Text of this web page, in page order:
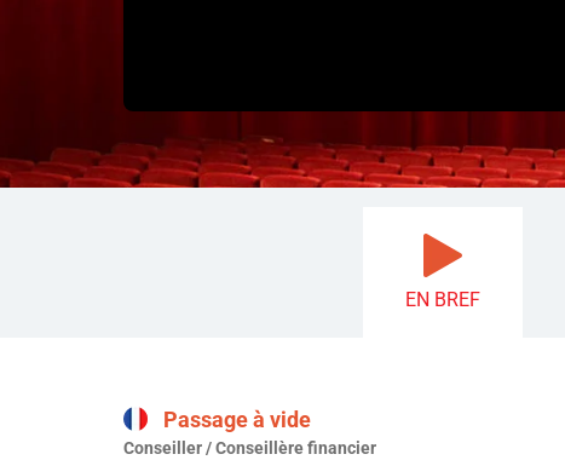
EN BREF
Passage à vide
Conseiller / Conseillère financier